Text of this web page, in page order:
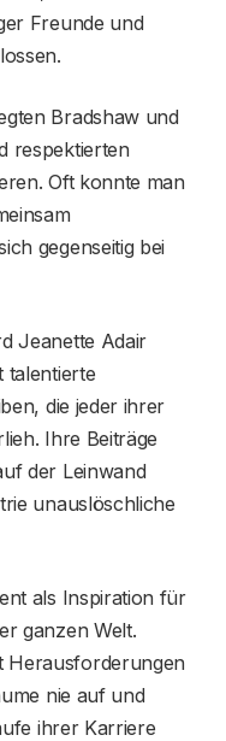
Freunde und
Bradshaw und
respektierten
Oft konnte man
gegenseitig bei
Jeanette Adair
talentierte
die jeder ihrer
Ihre Beiträge
der Leinwand
unauslöschliche
als Inspiration für
ganzen Welt.
Herausforderungen
nie auf und
ihrer Karriere